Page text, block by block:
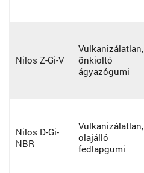
Nilos Z-Gi-V
Vulkanizálatlan,
önkioltó
ágyazógumi
Nilos D-Gi-
NBR
Vulkanizálatlan,
olajálló
fedlapgumi